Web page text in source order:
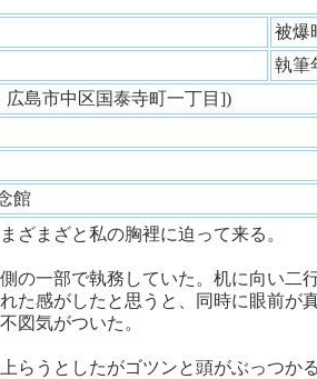
被爆
執筆
広島市中区国泰寺町一丁目])
館
ざまざと私の胸裡に迫って来る。
の一部で執務していた。机に向い二
た感がしたと思うと、同時に眼前が
図気がついた。
らうとしたがゴツンと頭がぶっつか